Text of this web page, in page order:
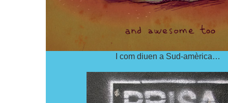
I com diuen a Sud-amèrica…